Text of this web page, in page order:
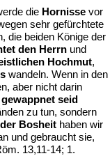
die Hornisse vor
sehr gefürchtete
die beiden Könige der
den Herrn und
Hochmut,
wandeln. Wenn in den
aber nicht darin
seid
zu tun, sondern
Bosheit haben wir
und gebraucht sie,
13,11-14; 1.